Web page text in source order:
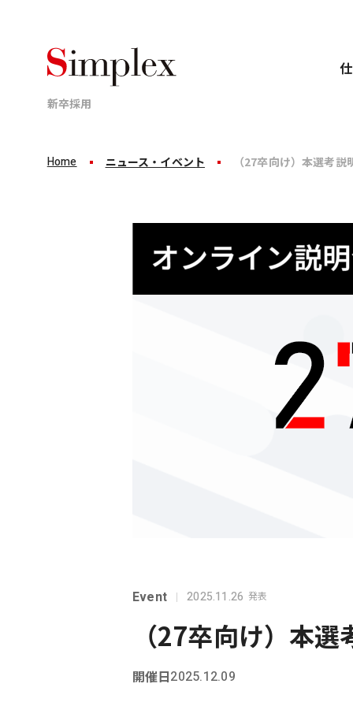
新卒採用
Home ニュース・イベント （27卒向け）本選考説
Event 2025.11.26 発表
（27卒向け）本
開催日2025.12.09
Business
仕事について
業界、顧客、案件ごとのプロジェクトに分かれ
Career
キャリアについて
新卒8年目で年収1,000万円。
Recruit
採用情報
シンプレクスグループは